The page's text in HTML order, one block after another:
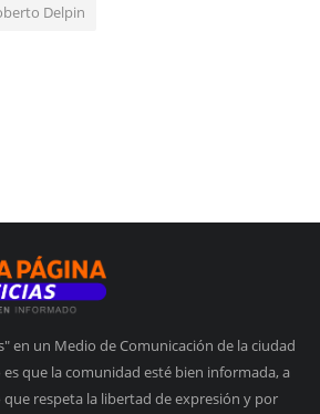
Delpin
en un Medio de Comunicación de la ciudad
que la comunidad esté bien informada, a
respeta la libertad de expresión y por